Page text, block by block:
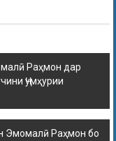
Раҳмон дар
Ҷумҳурии
Эмомалӣ Раҳмон бо